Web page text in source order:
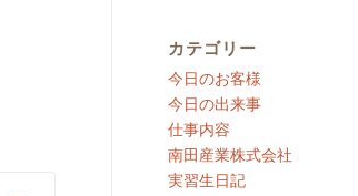
カテゴリー
今日のお客様
今日の出来事
仕事内容
南田産業株式会社
実習生日記